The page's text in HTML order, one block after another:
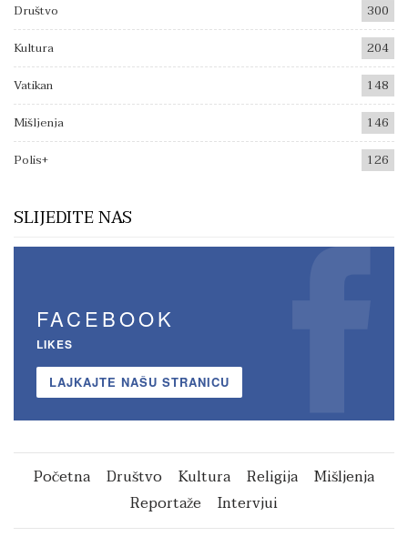
Društvo
300
Kultura
204
Vatikan
148
Mišljenja
146
Polis+
126
SLIJEDITE NAS
FACEBOOK
LIKES
LAJKAJTE NAŠU STRANICU
Početna Društvo Kultura Religija
Mišljenja
Reportaže
Intervjui